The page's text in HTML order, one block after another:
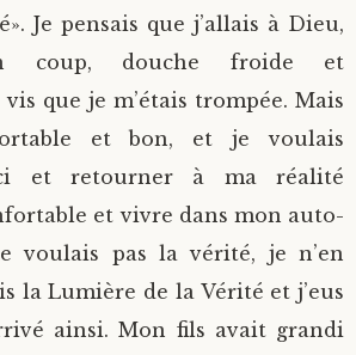
Je pensais que j’allais à Dieu,
coup, douche froide et
que je m’étais trompée. Mais
et bon, et je voulais
et retourner à ma réalité
et vivre dans mon auto-
voulais pas la vérité, je n’en
la Lumière de la Vérité et j’eus
ainsi. Mon fils avait grandi